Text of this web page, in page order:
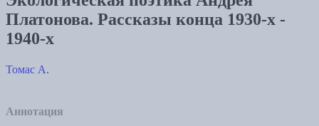
Платонова. Рассказы конца 1930-х -
1940-х
Томас А.
Аннотация